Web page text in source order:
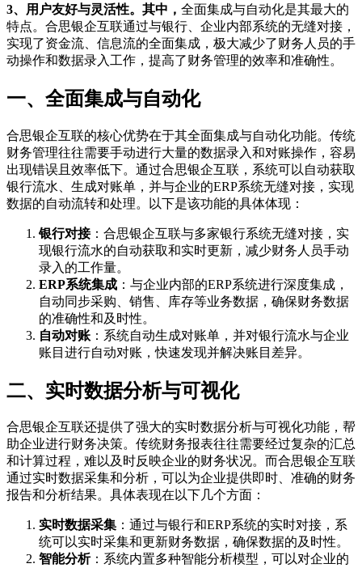
3、用户友好与灵活性。其中， 全面集成与自动化是其最大的
特点。合思银企互联通过与银行、企业内部系统的无缝对接，
实现了资金流、信息流的全面集成，极大减少了财务人员的手
动操作和数据录入工作，提高了财务管理的效率和准确性。
一、全面集成与自动化
合思银企互联的核心优势在于其全面集成与自动化功能。传统
财务管理往往需要手动进行大量的数据录入和对账操作，容易
出现错误且效率低下。通过合思银企互联，系统可以自动获取
银行流水、生成对账单，并与企业的ERP系统无缝对接，实现
数据的自动流转和处理。以下是该功能的具体体现：
银行对接：合思银企互联与多家银行系统无缝对接，实
现银行流水的自动获取和实时更新，减少财务人员手动
录入的工作量。
ERP系统集成 ：与企业内部的ERP系统进行深度集成，
自动同步采购、销售、库存等业务数据，确保财务数据
的准确性和及时性。
自动对账 ：系统自动生成对账单，并对银行流水与企业
账目进行自动对账，快速发现并解决账目差异。
二、实时数据分析与可视化
合思银企互联还提供了强大的实时数据分析与可视化功能，帮
助企业进行财务决策。传统财务报表往往需要经过复杂的汇总
和计算过程，难以及时反映企业的财务状况。而合思银企互联
通过实时数据采集和分析，可以为企业提供即时、准确的财务
报告和分析结果。具体表现在以下几个方面：
实时数据采集 ：通过与银行和ERP系统的实时对接，系
统可以实时采集和更新财务数据，确保数据的及时性。
智能分析：系统内置多种智能分析模型，可以对企业的